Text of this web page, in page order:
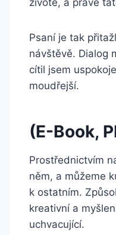
životě, a právě
Psaní je tak
návštěvě. Dialog
cítil jsem
moudřejší.
(E-Book,
Prostřednictvím
něm, a můžeme
k ostatním.
kreativní a
uchvacující.